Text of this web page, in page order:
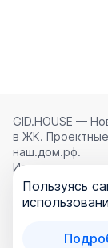
GID.HOUSE —
в ЖК.
наш.дом.рф.
Использование
соглашением
,
Политикой
ООО
Пользуясь